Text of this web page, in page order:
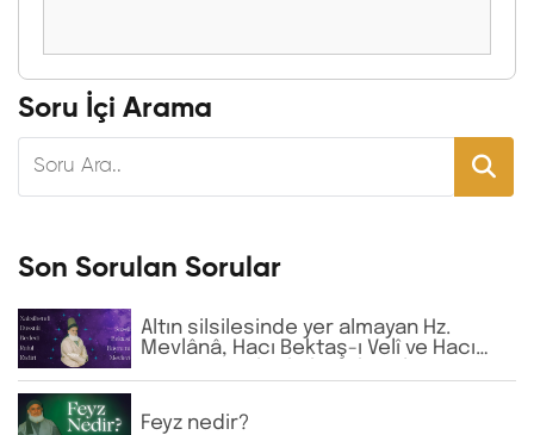
Soru İçi Arama
Son Sorulan Sorular
Altın silsilesinde yer almayan Hz.
Mevlânâ, Hacı Bektaş-ı Velî ve Hacı
ve Fâtiha okunmaktadır?
Feyz nedir?